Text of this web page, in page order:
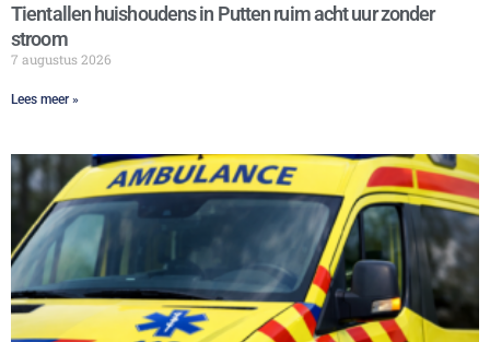
Tientallen huishoudens in Putten ruim acht uur zonder
stroom
7 augustus 2026
Lees meer »